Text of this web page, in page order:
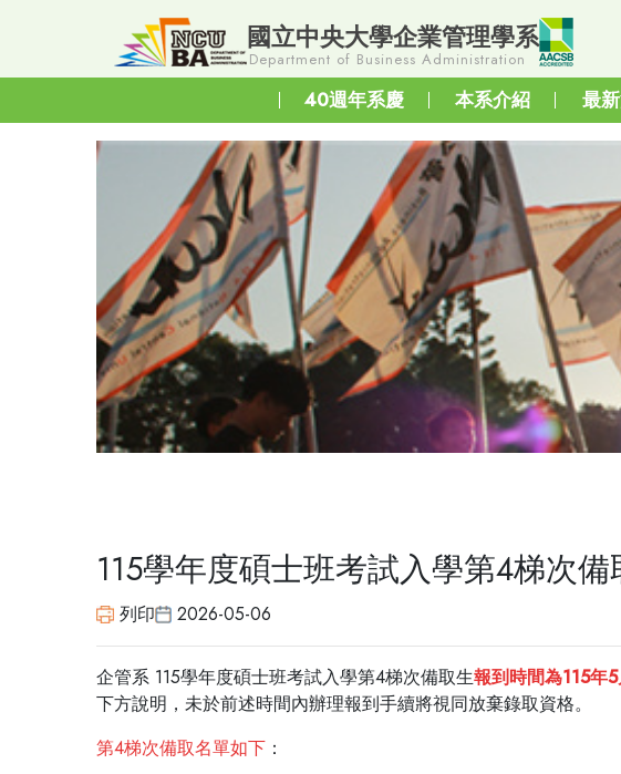
國立中央大學企業管理學系
Department of Business Administration
40週年系慶 本系介紹 最
115學年度碩士班考試入學第4梯次
列印 2026-05-06
企管系 115學年度碩士班考試入學第4梯次備取生報到時間為115年
下方說明，未於前述時間內辦理報到手續將視同放棄錄取資格。
第4梯次備取名單如下 ：